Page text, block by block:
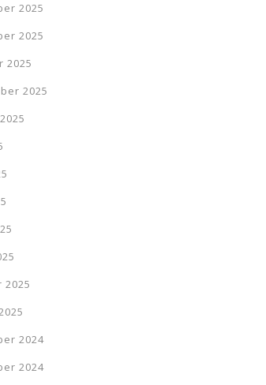
2025
2025
2025
2025
2025
2024
2024